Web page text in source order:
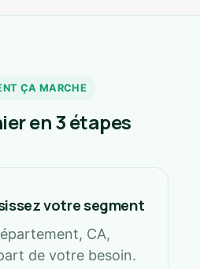
ÇA MARCHE
en 3 étapes
votre segment
CA,
de votre besoin.